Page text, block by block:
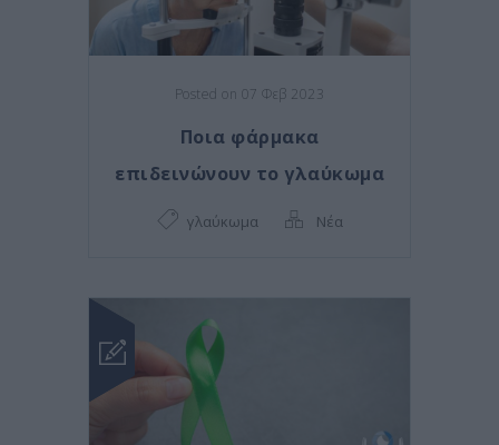
Posted on 07 Φεβ 2023
Ποια φάρμακα
επιδεινώνουν το γλαύκωμα
γλαύκωμα Νέα